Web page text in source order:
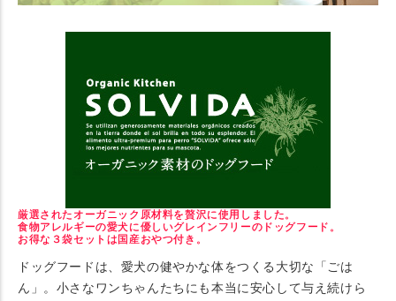
厳選されたオーガニック原材料を贅沢に使用しました。
食物アレルギーの愛犬に優しいグレインフリーのドッグフード。
お得な３袋セットは国産おやつ付き。
ドッグフードは、愛犬の健やかな体をつくる大切な「ごは
ん」。小さなワンちゃんたちにも本当に安心して与え続けら